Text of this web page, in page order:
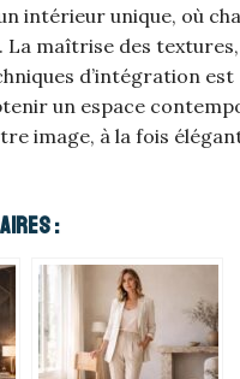
intérieur unique, où
La maîtrise des
d’intégration est
un espace
image, à la fois
: